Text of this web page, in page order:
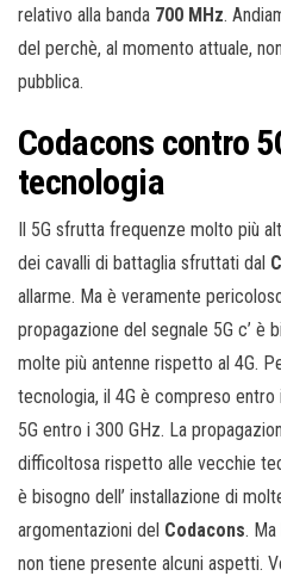
relativo alla banda 700 MHz.
del perchè, al momento attuale,
pubblica.
Codacons contro
tecnologia
Il 5G sfrutta frequenze molto più
dei cavalli di battaglia sfruttati dal
allarme. Ma è veramente
propagazione del segnale 5G c’ è
molte più antenne rispetto al 4G.
tecnologia, il 4G è compreso
5G entro i 300 GHz. La
difficoltosa rispetto alle vecchie
è bisogno dell’ installazione di
argomentazioni del Codacons.
non tiene presente alcuni aspetti.